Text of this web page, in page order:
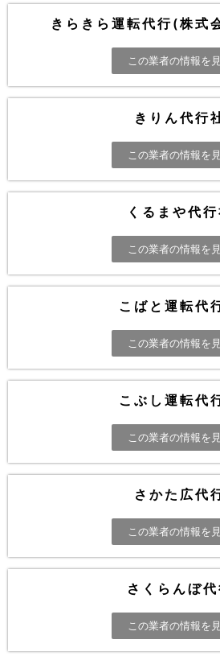
きらきら運転代行(株式
この業者の情報を
きりん代行
この業者の情報を
くるまや代行
この業者の情報を
こばと運転代
この業者の情報を
こぶし運転代
この業者の情報を
さかた広代
この業者の情報を
さくらんぼ
この業者の情報を